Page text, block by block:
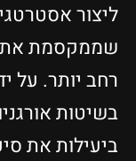
ליצור
שממקסמת את
רחב יותר. על
בשיטות
ביעילות את